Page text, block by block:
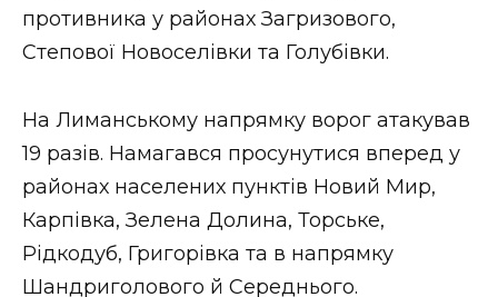
противника у районах Загризового,
Степової Новоселівки та Голубівки.
На Лиманському напрямку ворог атакував
19 разів. Намагався просунутися вперед у
районах населених пунктів Новий Мир,
Карпівка, Зелена Долина, Торське,
Рідкодуб, Григорівка та в напрямку
Шандриголового й Середнього.